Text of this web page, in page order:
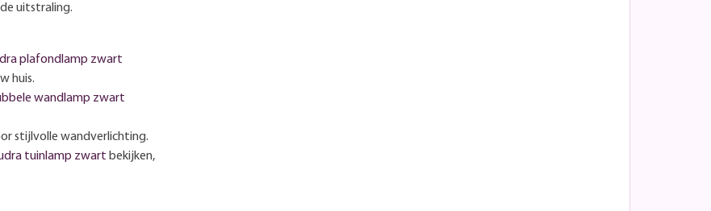
uitstraling.
plafondlamp zwart
huis.
wandlamp zwart
stijlvolle wandverlichting.
tuinlamp zwart bekijken,